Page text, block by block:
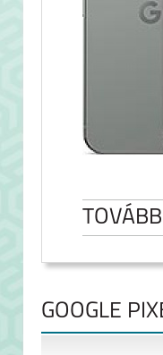
GOOGLE